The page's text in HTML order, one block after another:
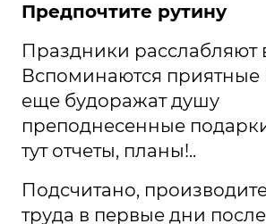
Предпочтите рутину
Праздники расслабляют
Вспоминаются
еще будоражат душу
преподнесенные
тут отчеты, планы!..
Подсчитано,
труда в первые дни